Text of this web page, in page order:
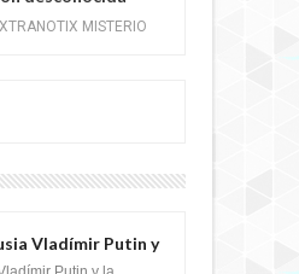
MISTERIO
Vladímir Putin y
han firmado un